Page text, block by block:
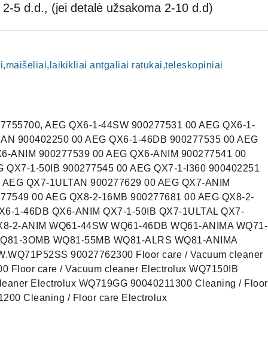
5 d.d., (jei detalė užsakoma 2-10 d.d)
antgaliai ratukai,teleskopiniai
AEG QX6-1-44SW 900277531 00 AEG QX6-1-
900402250 00 AEG QX6-1-46DB 900277535 00 AEG
ANIM 900277539 00 AEG QX6-ANIM 900277541 00
QX7-1-50IB 900277545 00 AEG QX7-1-I360 900402251
QX7-1ULTAN 900277629 00 AEG QX7-ANIM
00 AEG QX8-2-16MB 900277681 00 AEG QX8-2-
1-46DB QX6-ANIM QX7-1-50IB QX7-1ULTAL QX7-
2-ANIM WQ61-44SW WQ61-46DB WQ61-ANIMA WQ71-
3OMB WQ81-55MB WQ81-ALRS WQ81-ANIMA
90027762300 Floor care / Vacuum cleaner
Floor care / Vacuum cleaner Electrolux WQ7150IB
Electrolux WQ719GG 90040211300 Cleaning / Floor
Cleaning / Floor care Electrolux